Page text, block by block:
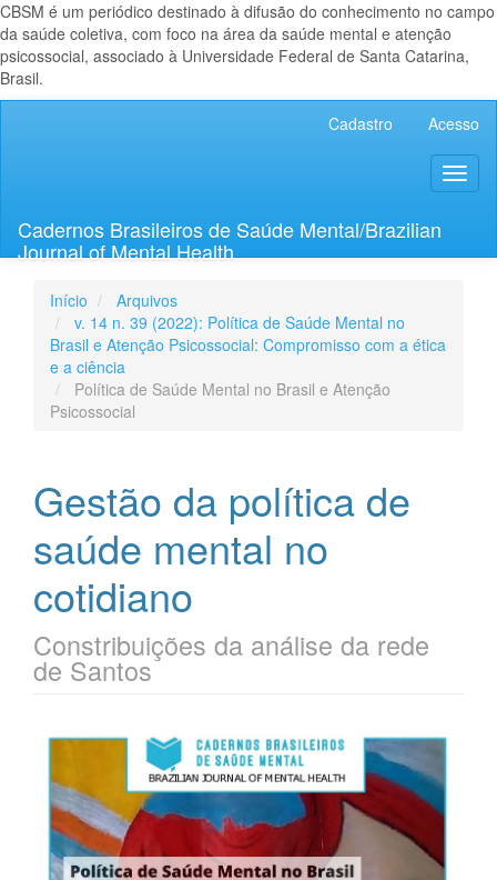
CBSM é um periódico destinado à difusão do conhecimento no campo
da saúde coletiva, com foco na área da saúde mental e atenção
psicossocial, associado à Universidade Federal de Santa Catarina,
Brasil.
Lateral
Cadastro Acesso
Cadernos Brasileiros de Saúde Mental/Brazilian
Journal of Mental Health
Início
Arquivos
v. 14 n. 39 (2022): Política de Saúde Mental no
Brasil e Atenção Psicossocial: Compromisso com a ética
e a ciência
Política de Saúde Mental no Brasil e Atenção
Psicossocial
Gestão da política de
saúde mental no
cotidiano
Constribuições da análise da rede
de Santos
Barra
lateral
de
artigos